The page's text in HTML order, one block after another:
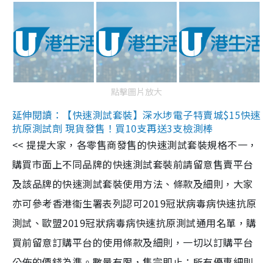
點擊圖片放大
延伸閱讀：【快速測試套裝】深水埗電子特賣城$15快速
抗原測試劑 現貨發售！買10支再送3支檢測棒
<< 提提大家，各零售商發售的快速測試套裝規格不一，
購買市面上不同品牌的快速測試套裝前請留意售賣平台
及該品牌的快速測試套裝使用方法、條款及細則，大家
亦可參考香港衞生署表列認可2019冠狀病毒病快速抗原
測試、歐盟2019冠狀病毒病快速抗原測試通用名單，購
買前留意訂購平台的使用條款及細則，一切以訂購平台